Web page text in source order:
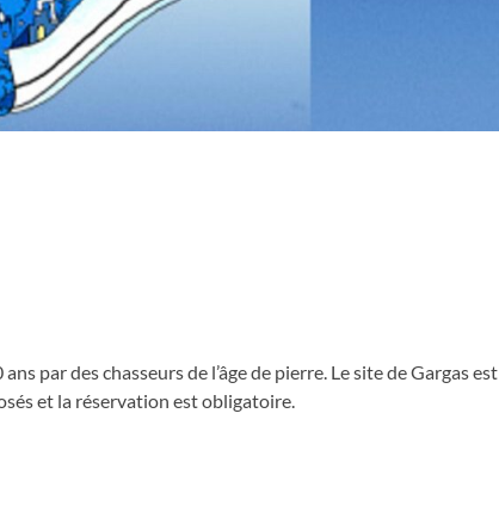
par des chasseurs de l’âge de pierre. Le site de Gargas est
et la réservation est obligatoire.